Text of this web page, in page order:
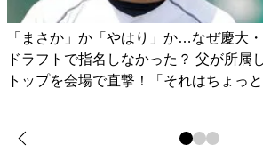
「まさか」か「やはり」か…なぜ慶大
ドラフトで指名しなかった？ 父が所属
トップを会場で直撃！「それはちょっ